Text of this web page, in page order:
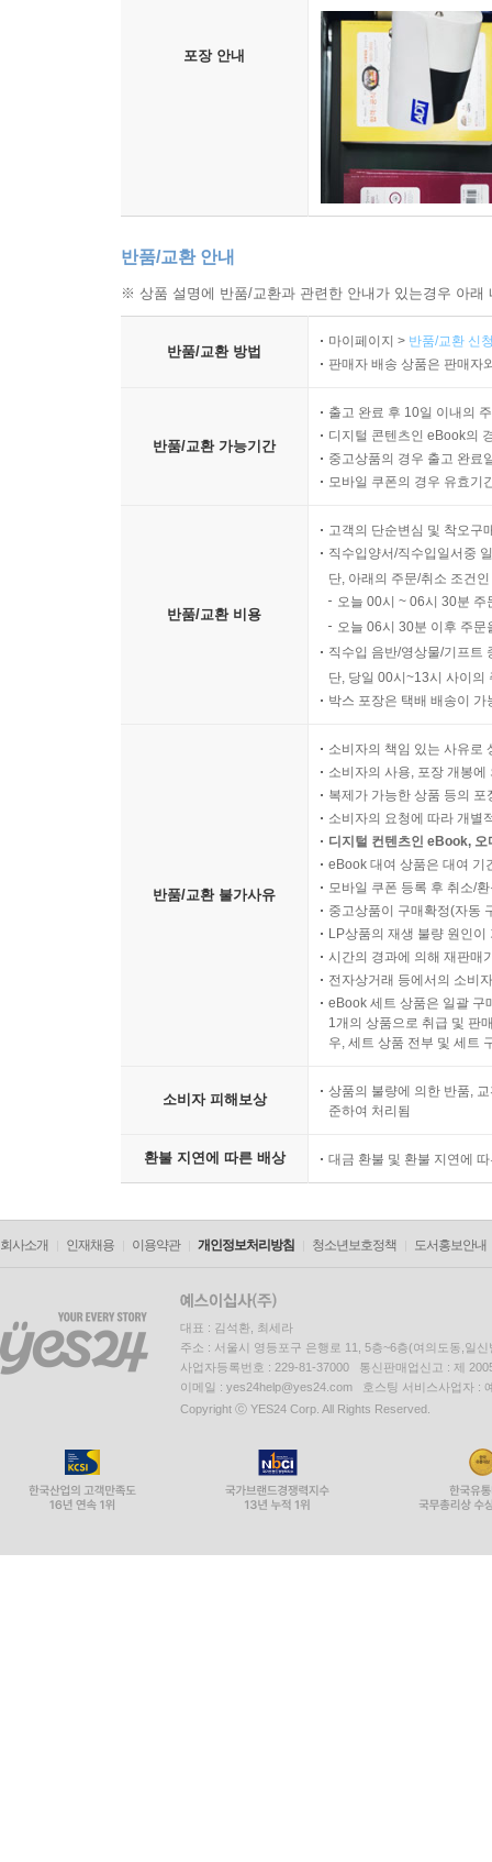
포장 안내
반품/교환 안내
※ 상품 설명에 반품/교환과 관련한 안내가 있는경우 아
반품/교환 방법
마이페이지 > 반품/교환 신
판매자 배송 상품은 판매자
반품/교환 가능기간
출고 완료 후 10일 이내의
디지털 콘텐츠인 eBook의
중고상품의 경우 출고 완료
모바일 쿠폰의 경우 유효기
반품/교환 비용
고객의 단순변심 및 착오구
직수입양서/직수입일서중
단, 아래의 주문/취소 조건
오늘 00시 ~ 06시 30분
오늘 06시 30분 이후 주
직수입 음반/영상물/기프트
단, 당일 00시~13시 사이의
박스 포장은 택배 배송이
반품/교환 불가사유
소비자의 책임 있는 사유로
소비자의 사용, 포장 개봉
복제가 가능한 상품 등의
소비자의 요청에 따라 개별
디지털 컨텐츠인 eBook,
eBook 대여 상품은 대여 기
모바일 쿠폰 등록 후 취소/
중고상품이 구매확정(자동
LP상품의 재생 불량 원인
시간의 경과에 의해 재판매
전자상거래 등에서의 소비
eBook 세트 상품은 일괄 구
1개의 상품으로 취급 및 판
우, 세트 상품 전부 및 세트
소비자 피해보상
상품의 불량에 의한 반품,
준하여 처리됨
환불 지연에 따른 배상 대금 환불 및 환불 지연에
회사소개 인재채용 이용약관 개인정보처리방침 청소년보호정책 도서홍보안내
대표 : 김석환, 최세라
주소 : 서울시 영등포구 은행로 11, 5층~6층(여의도동,일신
사업자등록번호 : 229-81-37000 통신판매업신고 : 제
이메일 : yes24help@yes24.com 호스팅 서비스사업자 :
Copyright ⓒ YES24 Corp. All Rights Reserved.